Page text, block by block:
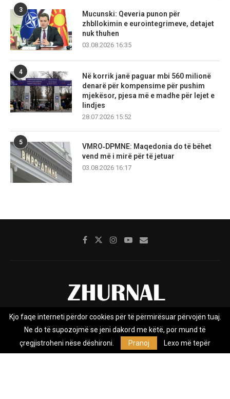
3
Mucunski: Qeveria punon për
zhbllokimin e eurointegrimeve, detajet
nuk thuhen
03.08.2026 16:35
4
Në korrik janë paguar mbi 560 milionë
denarë për kompensime për pushim
mjekësor, pjesa më e madhe për lejet e
lindjes
28.07.2026 15:52
5
VMRO‑DPMNE: Maqedonia do të bëhet
vend më i mirë për të jetuar
03.08.2026 16:17
Rreth nesh Impresumi Marketing
Privacy Policy
Zhurnal.mk është Agjenci e Lajmeve e pavarur, e themeluar në vitin
Kjo faqe interneti përdor cookies për të përmirësuar përvojën tuaj.
Ne do të supozojmë se jeni dakord me këtë, por mund të
çregjistroheni nëse dëshironi.
Pranoj Lexo më tepër